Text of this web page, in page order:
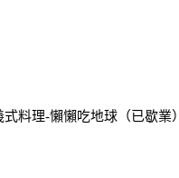
料理-懶懶吃地球（已歇業）